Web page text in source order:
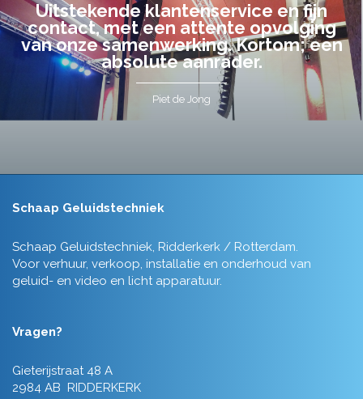
Uitstekende klantenservice en fijn
contact, met een attente opvolging
van onze samenwerking. Kortom; een
absolute aanrader.
Piet de Jong
Schaap Geluidstechniek
Schaap Geluidstechniek, Ridderkerk / Rotterdam.
Voor verhuur, verkoop, installatie en onderhoud van
geluid- en video en licht apparatuur.
Vragen?
Gieterijstraat 48 A
2984 AB RIDDERKERK